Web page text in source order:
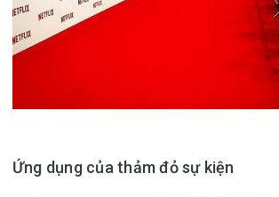
Ứng dụng của thảm đỏ sự kiện